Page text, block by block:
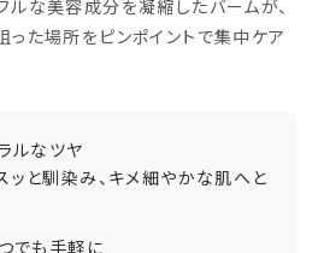
ルな美容成分を凝縮したバームが、
った場所をピンポイントで集中ケア
ルなツヤ
と馴染み、キメ細やかな肌へと
でも手軽に